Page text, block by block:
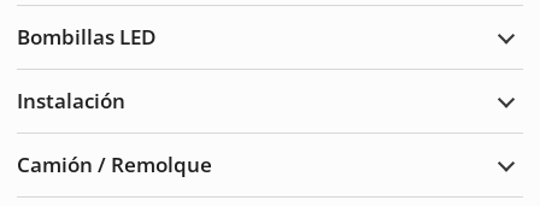
Bombillas LED
Instalación
Camión / Remolque